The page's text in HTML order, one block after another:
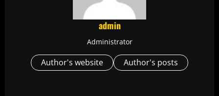
admin
Administrator
Author's website Author's posts